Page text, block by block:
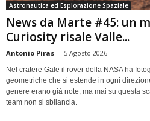
Astronautica ed Esplorazione Spaziale
News da Marte #45: un
Curiosity risale Valle...
Antonio Piras - 5 Agosto 2026
Nel cratere Gale il rover della NASA ha
geometriche che si estende in ogni
genere erano già note, ma mai su questa
team non si sbilancia.